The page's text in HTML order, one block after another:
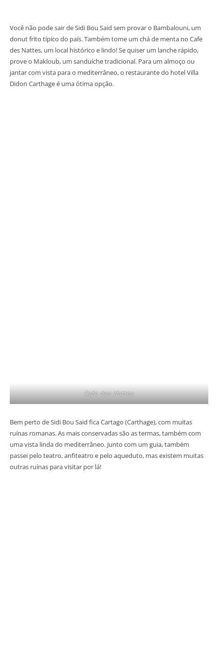
Você não pode sair de Sidi Bou Said sem provar o Bambalouni, um
donut frito típico do país. Também tome um chá de menta no Cafe
des Nattes, um local histórico e lindo! Se quiser um lanche rápido,
prove o Makloub, um sanduíche tradicional. Para um almoço ou
jantar com vista para o mediterrâneo, o restaurante do hotel Villa
Didon Carthage é uma ótima opção.
Cafe des Nattes
Bem perto de Sidi Bou Said fica Cartago (Carthage), com muitas
ruínas romanas. As mais conservadas são as termas, também com
uma vista linda do mediterrâneo. Junto com um guia, também
passei pelo teatro, anfiteatro e pelo aqueduto, mas existem muitas
outras ruínas para visitar por lá!